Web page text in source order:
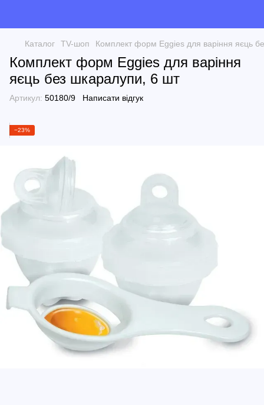
Каталог TV-шоп Комплект форм Eggies для варіння яєць
Комплект форм Eggies для варіння
яєць без шкаралупи, 6 шт
Артикул: 50180/9 Написати відгук
−23%